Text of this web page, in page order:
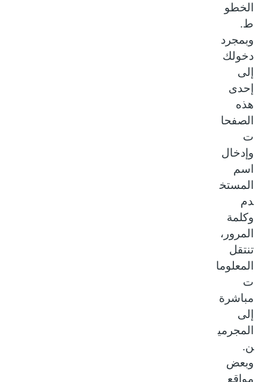
الخطو
ط.
وبمجرد
دخولك
إلى
إحدى
هذه
الصفحا
وإدخال
اسم
المستخ
دم
وكلمة
المرور،
تنتقل
المعلوما
مباشرة
إلى
المجرمي
ن.
وبعض
مواقع